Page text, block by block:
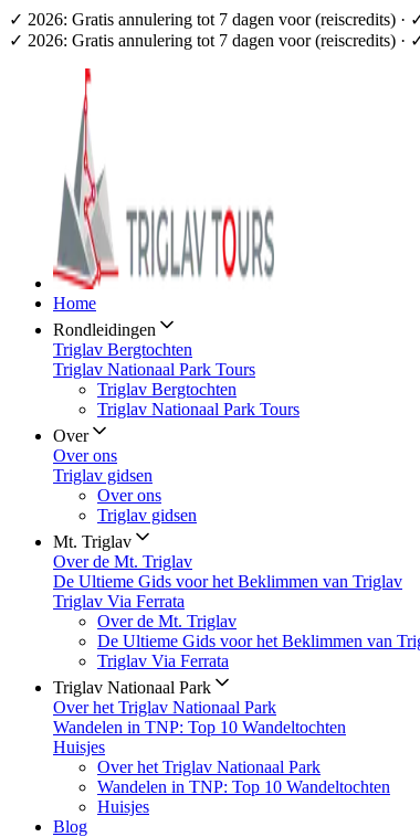
✓ 2026: Gratis annulering tot 7 dagen voor (reiscredits) ·
✓ 2026: Gratis annulering tot 7 dagen voor (reiscredits) ·
Home
Rondleidingen
Triglav Bergtochten
Triglav Nationaal Park Tours
Triglav Bergtochten
Triglav Nationaal Park Tours
Over
Over ons
Triglav gidsen
Over ons
Triglav gidsen
Mt. Triglav
Over de Mt. Triglav
De Ultieme Gids voor het Beklimmen van Triglav
Triglav Via Ferrata
Over de Mt. Triglav
De Ultieme Gids voor het Beklimmen van
Triglav Via Ferrata
Triglav Nationaal Park
Over het Triglav Nationaal Park
Wandelen in TNP: Top 10 Wandeltochten
Huisjes
Over het Triglav Nationaal Park
Wandelen in TNP: Top 10 Wandeltochten
Huisjes
Blog